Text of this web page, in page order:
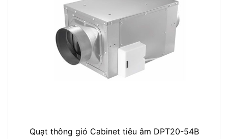
Quạt thông gió Cabinet tiêu âm DPT20-54B